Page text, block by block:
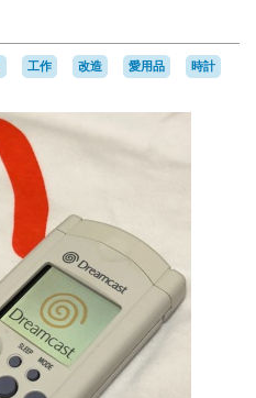
工作 改造 愛用品
時計